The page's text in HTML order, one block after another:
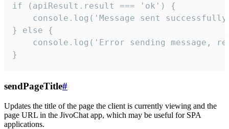
if (apiResult.result === 'ok') {
console.log('Message sent
} else {
console.log('Error sending message,
}
sendPageTitle#
Updates the title of the page the client is currently viewing and the
page URL in the JivoChat app, which may be useful for SPA
applications.